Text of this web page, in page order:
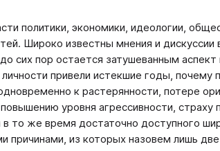
политики, экономики, идеологии,
Широко известны мнения и
сих пор остается затушеванным аспект
привели истекшие годы, почему
к растерянности, потере
уровня агрессивности,
то же время достаточно доступного
причинами, из которых назовем лишь